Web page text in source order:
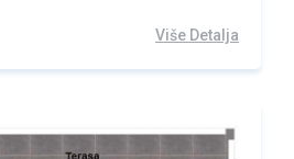
Više Detalja